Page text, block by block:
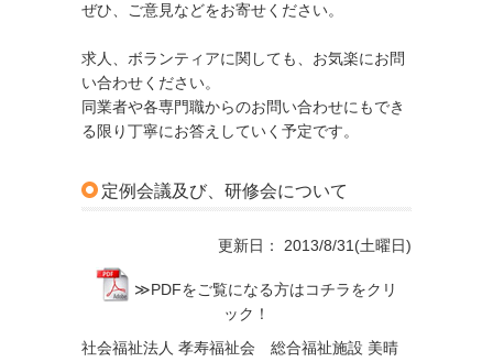
ぜひ、ご意見などをお寄せください。
求人、ボランティアに関しても、お気楽にお問
い合わせください。
同業者や各専門職からのお問い合わせにもでき
る限り丁寧にお答えしていく予定です。
定例会議及び、研修会について
更新日： 2013/8/31(土曜日)
≫PDFをご覧になる方はコチラをクリ
ック！
社会福祉法人 孝寿福祉会 総合福祉施設 美晴